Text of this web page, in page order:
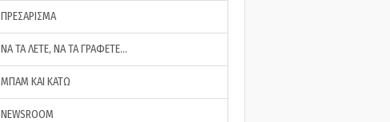
ΠΡΕΣΑΡΙΣΜΑ
ΝΑ ΤΑ ΛΕΤΕ, ΝΑ ΤΑ ΓΡΑΦΕΤΕ…
ΜΠΑΜ ΚΑΙ ΚΑΤΩ
NEWSROOM